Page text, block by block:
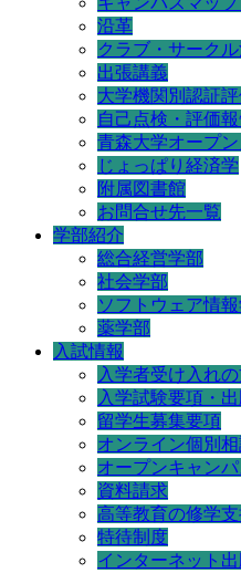
沿革
クラブ・サーク
出張講義
大学機関別認証
自己点検・評価
青森大学オープ
じょっぱり経済学
附属図書館
お問合せ先一覧
学部紹介
総合経営学部
社会学部
ソフトウェア情
薬学部
入試情報
入学者受け入れ
入学試験要項・
留学生募集要項
オンライン個別
オープンキャンパ
資料請求
高等教育の修学
特待制度
インターネット